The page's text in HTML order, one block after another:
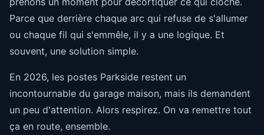
Parce que derrière chaque arc qui refuse de s'allumer
ou chaque fil qui s'emmêle, il y a une logique. Et
souvent, une solution simple.
En 2026, les postes Parkside restent un
incontournable du garage maison, mais ils demandent
un peu d'attention. Alors respirez. On va remettre tout
ça en route, ensemble.